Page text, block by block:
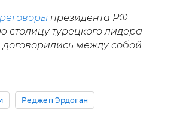
президента РФ
турецкого лидера
между собой
Реджеп Эрдоган